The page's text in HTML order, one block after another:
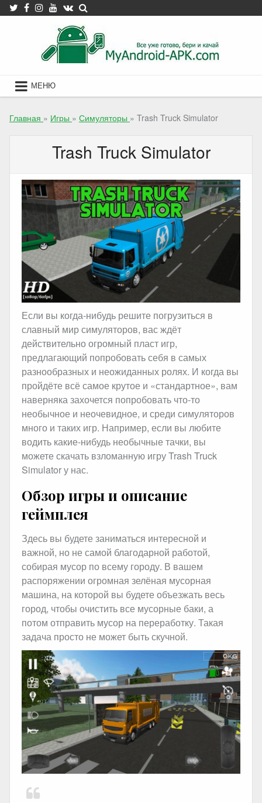
Skip
to
МЕНЮ
Главная » Игры » Симуляторы » Trash Truck Simulator
Trash Truck Simulator
Если вы когда-нибудь решите погрузиться в
славный мир симуляторов, вас ждёт
действительно огромный пласт игр,
предлагающий попробовать себя в самых
разнообразных и неожиданных ролях. И когда вы
пройдёте всё самое крутое и «стандартное», вам
наверняка захочется попробовать что-то
необычное и неочевидное, и среди симуляторов
много и таких игр. Например, если вы любите
водить какие-нибудь необычные тачки, вы
можете скачать взломанную игру Trash Truck
Simulator у нас.
Обзор игры и описание
геймплея
Здесь вы будете заниматься интересной и
важной, но не самой благодарной работой,
собирая мусор по всему городу. В вашем
распоряжении огромная зелёная мусорная
машина, на которой вы будете объезжать весь
город, чтобы очистить все мусорные баки, а
потом отправить мусор на переработку. Такая
задача просто не может быть скучной.